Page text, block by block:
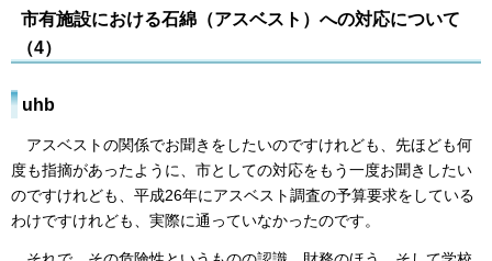
市有施設における石綿（アスベスト）への対応について
（4）
uhb
アスベストの関係でお聞きをしたいのですけれども、先ほども何
度も指摘があったように、市としての対応をもう一度お聞きしたい
のですけれども、平成26年にアスベスト調査の予算要求をしている
わけですけれども、実際に通っていなかったのです。